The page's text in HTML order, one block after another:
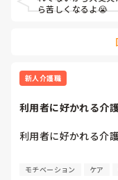
ことです
パニック状態みたい
毎日お腹も痛ければ
こんな職員居てるの
ら苦しくなるよ😭
新人介護職
利用者に好かれる介
利用者に好かれる介
モチベーション ケア